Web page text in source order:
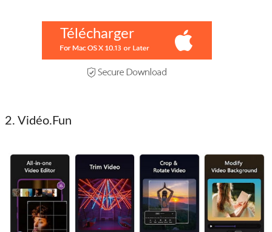
Télécharger
2. Vidéo.Fun